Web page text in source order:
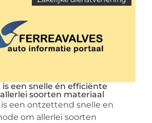
is een snelle én efficiënte
soorten materiaal
is een ontzettend snelle en
om allerlei soorten